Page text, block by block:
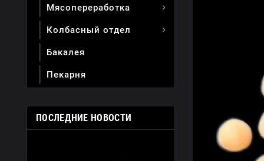
Мясопереработка 
Колбасный отдел 
Бакалея
Пекарня
ПОСЛЕДНИЕ НОВОСТИ
Nov 01,